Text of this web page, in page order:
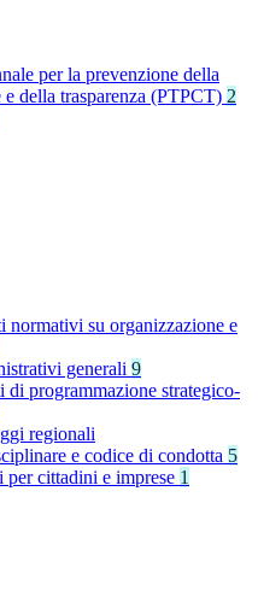
per la prevenzione della
della trasparenza (PTPCT) 2
normativi su organizzazione e
generali 9
di programmazione strategico-
regionali
e codice di condotta 5
cittadini e imprese 1